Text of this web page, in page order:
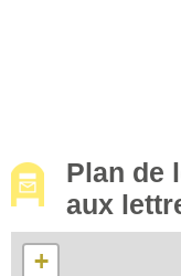
Plan de
aux
+